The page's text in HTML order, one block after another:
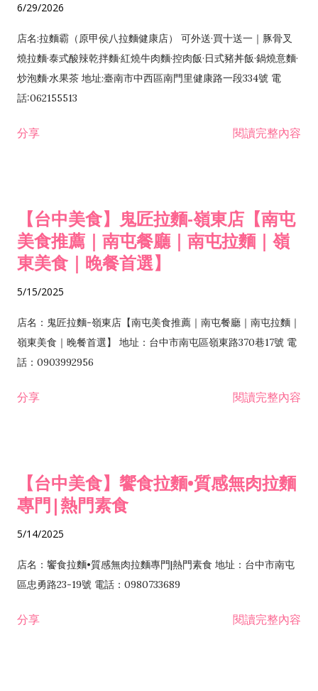
6/29/2026
店名:拉麵霸（原甲侯八拉麵健康店） 可外送·買十送一｜豚骨叉
燒拉麵·泰式酸辣乾拌麵·紅燒牛肉麵·控肉飯·日式豬丼飯·鍋燒意麵·
炒泡麵·水果茶 地址:臺南市中西區南門里健康路一段334號 電
話:062155513
分享 閱讀完整內容
【台中美食】鬼匠拉麵-嶺東店【南屯
美食推薦｜南屯餐廳｜南屯拉麵｜嶺
東美食｜晚餐首選】
5/15/2025
店名：鬼匠拉麵-嶺東店【南屯美食推薦｜南屯餐廳｜南屯拉麵｜
嶺東美食｜晚餐首選】 地址：台中市南屯區嶺東路370巷17號 電
話：0903992956
分享 閱讀完整內容
【台中美食】饗食拉麵•質感無肉拉麵
專門|熱門素食
5/14/2025
店名：饗食拉麵•質感無肉拉麵專門|熱門素食 地址：台中市南屯
區忠勇路23-19號 電話：0980733689
分享 閱讀完整內容